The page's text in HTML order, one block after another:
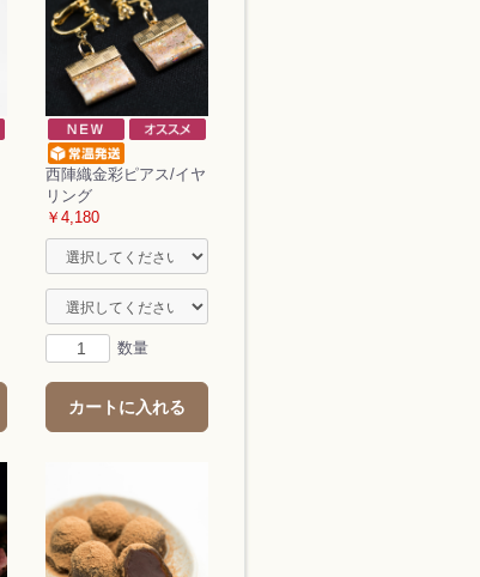
西陣織金彩ピアス/イヤ
リング
￥4,180
数量
カートに入れる